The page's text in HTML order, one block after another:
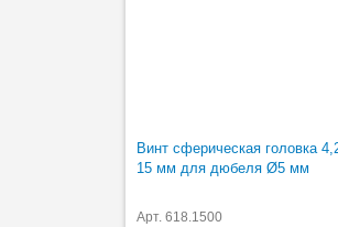
Винт сферическая головка
15 мм для дюбеля Ø5 мм
Арт. 618.1500